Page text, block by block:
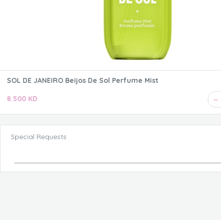
SOL DE JANEIRO Beijos De Sol Perfume Mist
8.500 KD
Special Requests